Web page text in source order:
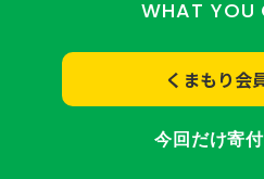
WHAT YOU
くまもり会
今回だけ寄